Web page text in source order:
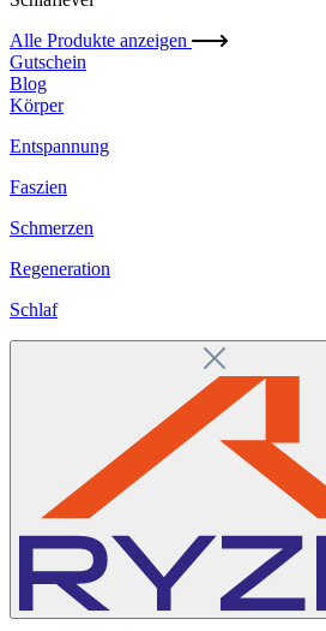
Alle Produkte anzeigen
Gutschein
Blog
Körper
Entspannung
Faszien
Schmerzen
Regeneration
Schlaf